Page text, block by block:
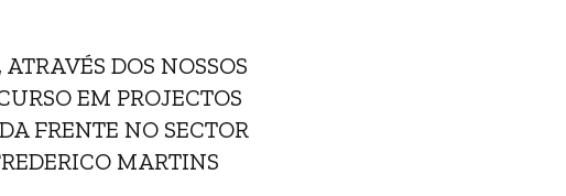
DOS NOSSOS
EM PROJECTOS
FRENTE NO SECTOR
MARTINS